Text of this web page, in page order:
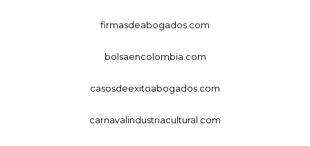
firmasdeabogados.com
bolsaencolombia.com
casosdeexitoabogados.com
carnavalindustriacultural.com